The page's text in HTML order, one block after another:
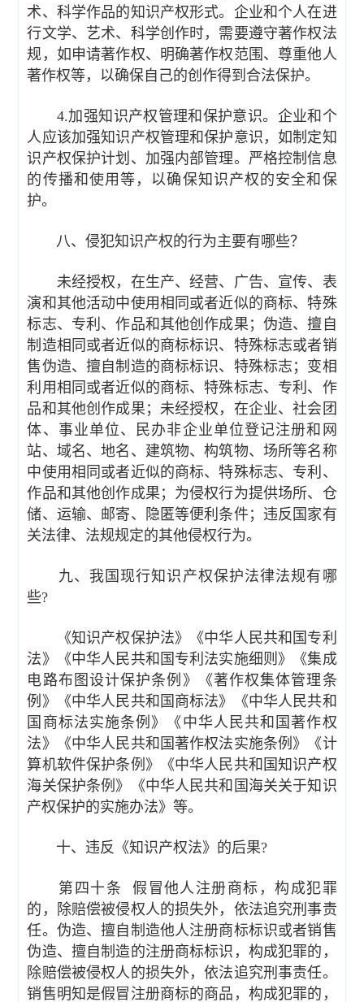
术、科学作品的知识产权形式。企业和个人在进
行文学、艺术、科学创作时，需要遵守著作权法
规，如申请著作权、明确著作权范围、尊重他人
著作权等，以确保自己的创作得到合法保护。
4.加强知识产权管理和保护意识。企业和个
人应该加强知识产权管理和保护意识，如制定知
识产权保护计划、加强内部管理。严格控制信息
的传播和使用等，以确保知识产权的安全和保
护。
八、侵犯知识产权的行为主要有哪些？
未经授权，在生产、经营、广告、宣传、表
演和其他活动中使用相同或者近似的商标、特殊
标志、专利、作品和其他创作成果；伪造、擅自
制造相同或者近似的商标标识、特殊标志或者销
售伪造、擅自制造的商标标识、特殊标志；变相
利用相同或者近似的商标、特殊标志、专利、作
品和其他创作成果；未经授权，在企业、社会团
体、事业单位、民办非企业单位登记注册和网
站、域名、地名、建筑物、构筑物、场所等名称
中使用相同或者近似的商标、特殊标志、专利、
作品和其他创作成果；为侵权行为提供场所、仓
储、运输、邮寄、隐匿等便利条件；违反国家有
关法律、法规规定的其他侵权行为。
九、我国现行知识产权保护法律法规有哪
些?
《知识产权保护法》《中华人民共和国专利
法》《中华人民共和国专利法实施细则》《集成
电路布图设计保护条例》《著作权集体管理条
例》《中华人民共和国商标法》《中华人民共和
国商标法实施条例》《中华人民共和国著作权
法》《中华人民共和国著作权法实施条例》《计
算机软件保护条例》《中华人民共和国知识产权
海关保护条例》《中华人民共和国海关关于知识
产权保护的实施办法》等。
十、违反《知识产权法》的后果?
第四十条 假冒他人注册商标，构成犯罪
的，除赔偿被侵权人的损失外，依法追究刑事责
任。伪造、擅自制造他人注册商标标识或者销售
伪造、擅自制造的注册商标标识，构成犯罪的，
除赔偿被侵权人的损失外，依法追究刑事责任。
销售明知是假冒注册商标的商品，构成犯罪的，